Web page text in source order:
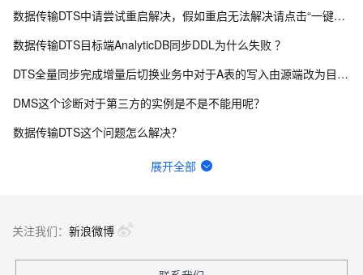
数据传输DTS中请尝试重启解决，假如重启无法解决请点击“一键复制”进入钉钉客户交流群咨询解决？
数据传输DTS目标端AnalyticDB同步DDL为什么失败 ？
DTS全量同步完成增量后切换业务中对于A表的写入由源端改为目标端，但是其它表不进行改动，有影响吗？
DMS这个诊断对于第三方的实例是不是不能用呢？
数据传输DTS这个问题怎么解决？
展开全部
关注我们： 新浪微博